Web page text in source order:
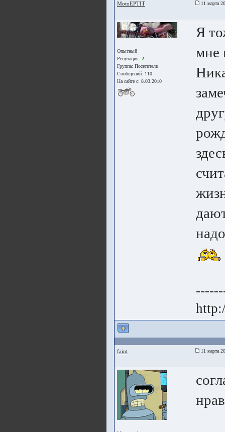
MotoEPTIT 11 марта
Опытный
Репутация: 2
Группа: Посетители
Сообщений: 110
На сайте с: 8.03.2010
Я
мне
faint 11 марта